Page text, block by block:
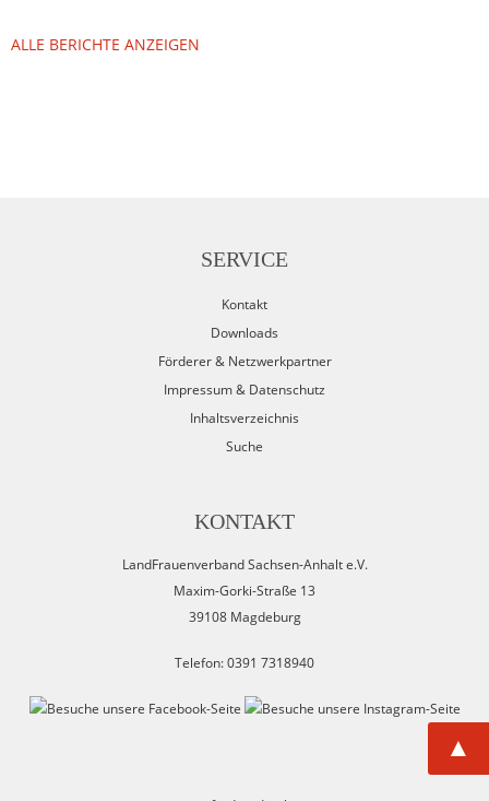
ALLE BERICHTE ANZEIGEN
SERVICE
Kontakt
Downloads
Förderer & Netzwerkpartner
Impressum & Datenschutz
Inhaltsverzeichnis
Suche
KONTAKT
LandFrauenverband Sachsen-Anhalt e.V.
Maxim-Gorki-Straße 13
39108 Magdeburg
Telefon: 0391 7318940
▲